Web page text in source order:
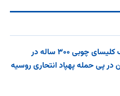
تخریب کلیسای چوبی ۳۰۰ ساله در
در پی حمله پهپاد انتحاری روسیه